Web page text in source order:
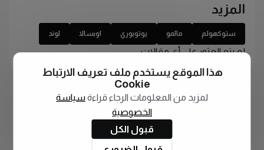
المزيد
ستوكهولم مالمو يوتوبوري اوبسالا لوند
لم يتم العثور على أي مقالات
هذا الموقع يستخدم ملف تعريف الارتباط
Cookie
لمزيد من المعلومات الرجاء قراءة سياسة
الخصوصية
قبول الكل